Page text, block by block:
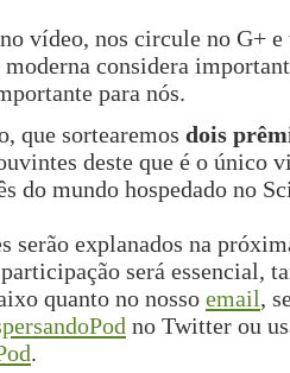
vídeo, nos circule no G+ e
considera
para nós.
que sortearemos dois
deste que é o único
do mundo hospedado no
serão explanados na
será essencial,
quanto no nosso email,
no Twitter ou
.